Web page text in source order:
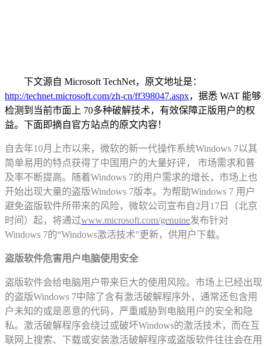
下文源自 Microsoft TechNet，原文地址是：
http://technet.microsoft.com/zh-cn/ff398047.aspx，据悉 WAT 能够
检测到当前市面上 70多种破解技术，有效保障正版用户的权
益。下面即摘自官方站点的原文内容！
自去年10月上市以来，微软的新一代操作系统Windows 7以其
简单易用的特点获得了中国用户的大量好评， 市场需求和普
及率不断提高。随着Windows 7的用户需求的增长，市场上也
开始出现大量的盗版Windows 7版本。为帮助Windows 7 用户
避免盗版软件所带来的风险，微软公司宣布自2月17日（北京
时间）起，将通过www.microsoft.com/genuine发布针对
Windows 7的“Windows激活技术”更新，供用户下载。
盗版软件危害用户电脑使用安全
盗版软件会给电脑用户带来巨大的使用风险。市场上已经出现
的盗版Windows 7中除了含有激活破解程序外，通常还包含用
户未知的或是恶意的代码，严重威胁到电脑用户的安全和隐
私。激活破解程序会绕过或破坏Windows的激活技术，而在互
联网上搜索、下载或安装激活破解程序或盗版软件往往会在用